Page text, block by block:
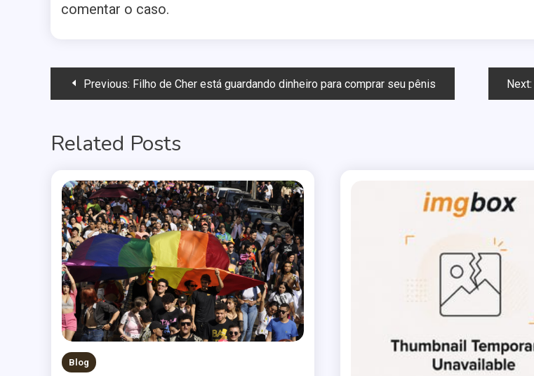
comentar o caso.
Navegação
Post
Previous: Filho de Cher está guardando dinheiro para comprar seu pênis Next:
Related Posts
Blog